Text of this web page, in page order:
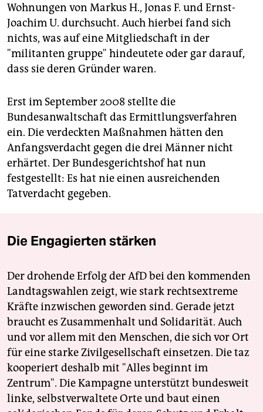
Wohnungen von Markus H., Jonas F. und Ernst-
Joachim U. durchsucht. Auch hierbei fand sich
nichts, was auf eine Mitgliedschaft in der
"militanten gruppe" hindeutete oder gar darauf,
dass sie deren Gründer waren.
Erst im September 2008 stellte die
Bundesanwaltschaft das Ermittlungsverfahren
ein. Die verdeckten Maßnahmen hätten den
Anfangsverdacht gegen die drei Männer nicht
erhärtet. Der Bundesgerichtshof hat nun
festgestellt: Es hat nie einen ausreichenden
Tatverdacht gegeben.
Die Engagierten stärken
Der drohende Erfolg der AfD bei den kommenden
Landtagswahlen zeigt, wie stark rechtsextreme
Kräfte inzwischen geworden sind. Gerade jetzt
braucht es Zusammenhalt und Solidarität. Auch
und vor allem mit den Menschen, die sich vor Ort
für eine starke Zivilgesellschaft einsetzen. Die taz
kooperiert deshalb mit "Alles beginnt im
Zentrum". Die Kampagne unterstützt bundesweit
linke, selbstverwaltete Orte und baut einen